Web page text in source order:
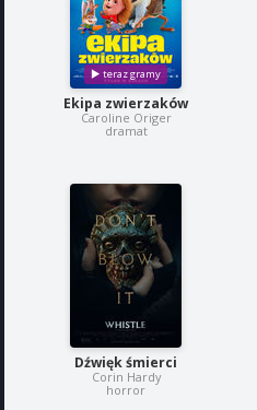
Ekipa zwierzaków
Caroline Origer
dramat
Dźwięk śmierci
Corin Hardy
horror